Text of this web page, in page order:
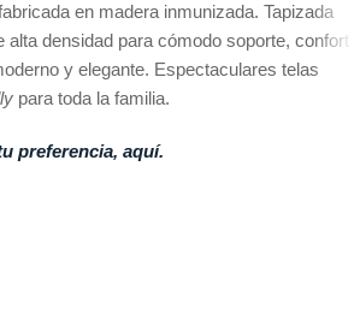
en madera inmunizada. Tapizada
alta densidad para cómodo soporte, confort
y elegante. Espectaculares telas
para toda la familia.
preferencia, aquí.